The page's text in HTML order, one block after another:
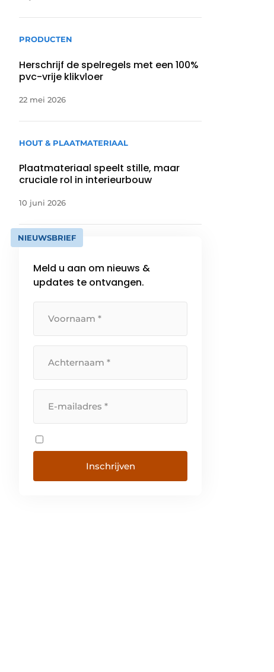
PRODUCTEN
Herschrijf de spelregels met een 100%
pvc-vrije klikvloer
22 mei 2026
HOUT & PLAATMATERIAAL
Plaatmateriaal speelt stille, maar
cruciale rol in interieurbouw
10 juni 2026
NIEUWSBRIEF
Meld u aan om nieuws &
updates te ontvangen.